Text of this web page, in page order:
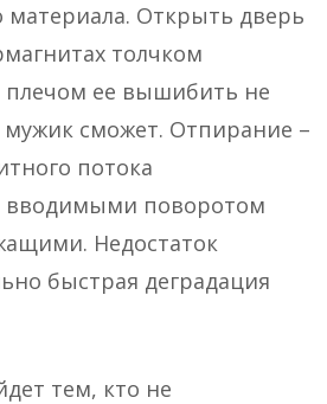
материала. Открыть дверь
толчком
плечом ее вышибить не
сможет. Отпирание –
потока
вводимыми поворотом
Недостаток
быстрая деградация
тем, кто не